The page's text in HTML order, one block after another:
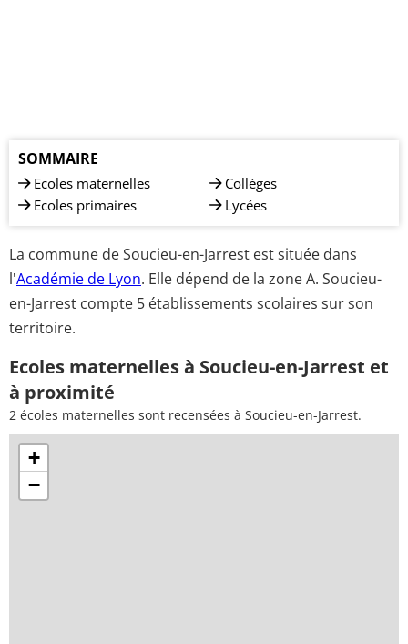
SOMMAIRE
Ecoles maternelles
Ecoles primaires
Collèges
Lycées
La commune de Soucieu-en-Jarrest est située dans
l'Académie de Lyon. Elle dépend de la zone A. Soucieu-
en-Jarrest compte 5 établissements scolaires sur son
territoire.
Ecoles maternelles à Soucieu-en-Jarrest et
à proximité
2 écoles maternelles sont recensées à Soucieu-en-Jarrest.
+
−